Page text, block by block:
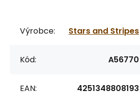
Výrobce: Stars and Stripes
Kód: A56770
EAN: 4251348808193